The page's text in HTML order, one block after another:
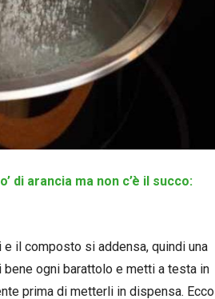
di arancia ma non c’è il succo:
il composto si addensa, quindi una
ogni barattolo e metti a testa in
prima di metterli in dispensa. Ecco